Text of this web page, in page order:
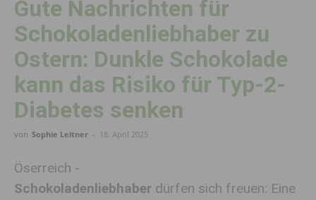
Gute Nachrichten für
Schokoladenliebhaber zu
Ostern: Dunkle Schokolade
kann das Risiko für Typ-2-
Diabetes senken
von Sophie Leitner - 18. April 2025
Öserreich -
Schokoladenliebhaber dürfen sich freuen: Eine